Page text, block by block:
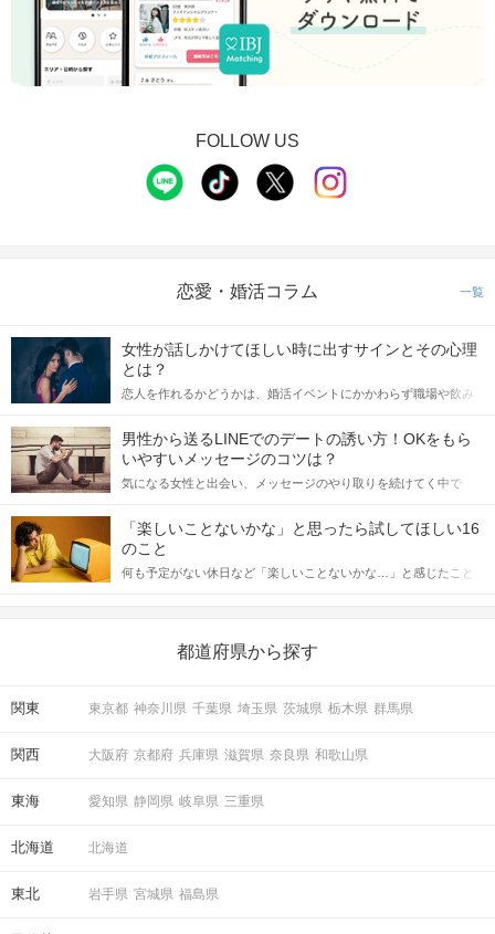
ぜひ複数のお店を
スタッフ同行なしのため、
・日比谷・スタッフ引率なし
当日の流れ
FOLLOW US
恋愛・婚活コラム 一覧
女性が話しかけてほしい時に出すサインとその心理
とは？
恋人を作れるかどうかは、婚活イベントにかかわらず職場や飲み
てアプローチできるかにも左右されます。 これから恋人作りを本
格的に始めようとしている方は、女性が異性を求めて出すサイン
をしっかりと理解し、正しい行動に移せるかどうかが重要。 この
記事では、女性が話しかけて欲しい時に出すサインとその心理を
合にどのような行動に繋げるべきかをご紹介していきます。
男性から送るLINEでのデートの誘い方！OKをもら
いやすいメッセージのコツは？
気になる女性と出会い、メッセージのやり取りを続けてく中で
しかし、中には「どう誘ったらいいの？」とお困りの男性もいら
っしゃるのではないでしょうか。 そこで今回は、男性から女性へ
送るLINEでのデートの誘い方のコツをご紹介します。例文も混じ
えながら解説するので、ぜひ参考にしてください。
「楽しいことないかな」と思ったら試してほしい16
のこと
何も予定がない休日など「楽しいことないかな…」と感じたこと
の楽しいことアイデアを集めました♪ いままさに楽しいことを探し
都道府県から探す
関東 東京都 神奈川県 千葉県 埼玉県 茨城県 栃木県 群馬県
関西 大阪府 京都府 兵庫県 滋賀県 奈良県 和歌山県
東海 愛知県 静岡県 岐阜県 三重県
北海道 北海道
東北 岩手県 宮城県 福島県